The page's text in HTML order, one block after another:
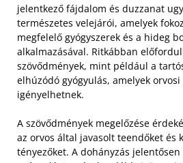
jelentkező fájdalom és duzzanat
természetes velejárói, amelyek
megfelelő gyógyszerek és a hideg
alkalmazásával. Ritkábban
szövődmények, mint például a
elhúzódó gyógyulás, amelyek
igényelhetnek.
A szövődmények megelőzése
az orvos által javasolt teendőket és
tényezőket. A dohányzás